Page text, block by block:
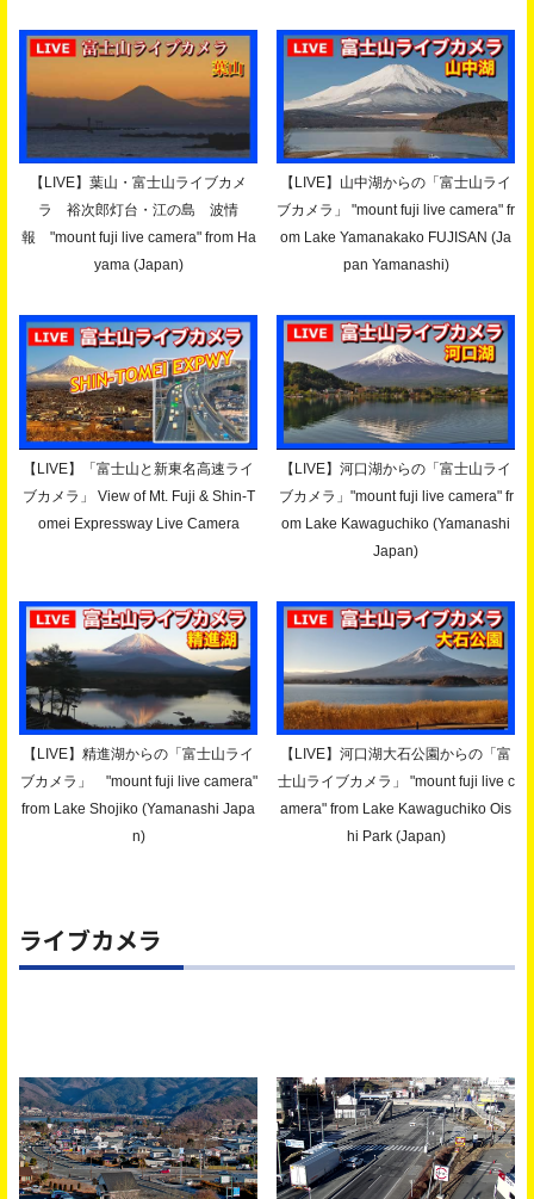
【LIVE】葉山・富士山ライブカメ
ラ 裕次郎灯台・江の島 波情
報 "mount fuji live camera" from Ha
yama (Japan)
【LIVE】山中湖からの「富士山ライ
ブカメラ」 "mount fuji live camera" fr
om Lake Yamanakako FUJISAN (Ja
pan Yamanashi)
【LIVE】「富士山と新東名高速ライ
ブカメラ」 View of Mt. Fuji & Shin-T
omei Expressway Live Camera
【LIVE】河口湖からの「富士山ライ
ブカメラ」"mount fuji live camera" fr
om Lake Kawaguchiko (Yamanashi
Japan)
【LIVE】精進湖からの「富士山ライ
ブカメラ」 "mount fuji live camera"
from Lake Shojiko (Yamanashi Japa
n)
【LIVE】河口湖大石公園からの「富
士山ライブカメラ」 "mount fuji live c
amera" from Lake Kawaguchiko Ois
hi Park (Japan)
ライブカメラ